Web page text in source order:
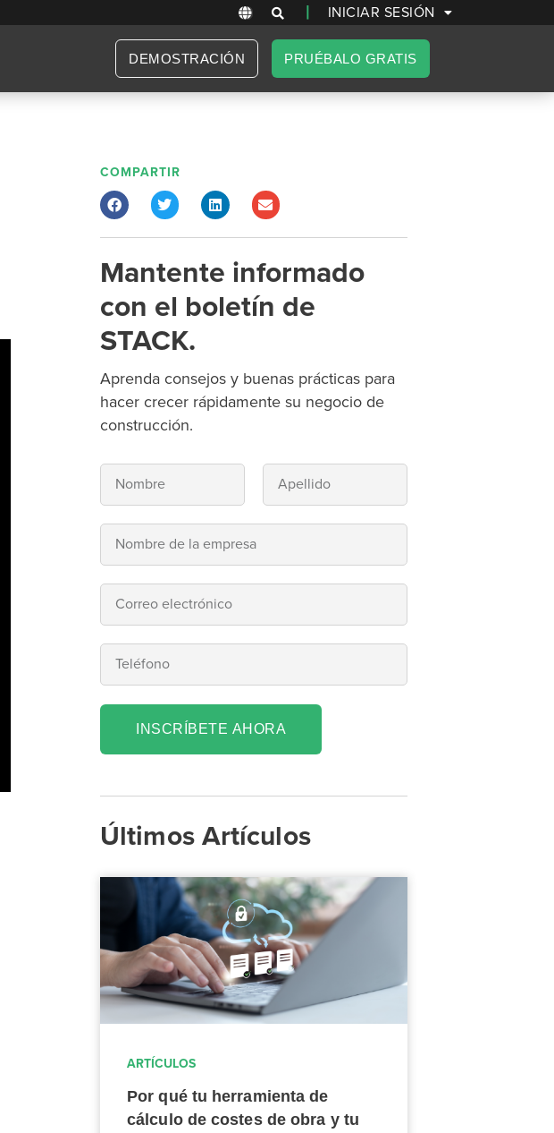
| INICIAR SESIÓN
DEMOSTRACIÓN PRUÉBALO GRATIS
COMPARTIR
Mantente informado
con el boletín de
STACK.
Aprenda consejos y buenas prácticas para
hacer crecer rápidamente su negocio de
construcción.
INSCRÍBETE AHORA
Últimos Artículos
ARTÍCULOS
Por qué tu herramienta de
cálculo de costes de obra y tu